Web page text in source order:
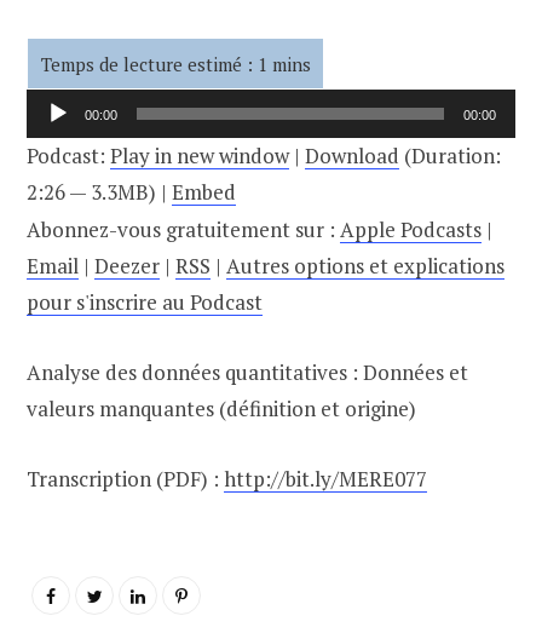
Lecteur
audio
00:00 00:00
Podcast: Play in new window| Download (Duration:
2:26 — 3.3MB) | Embed
Abonnez-vous gratuitement sur : Apple Podcasts |
Email | Deezer | RSS | Autres options et explications
pour s'inscrire au Podcast
Analyse des données quantitatives : Données et
valeurs manquantes (définition et origine)
Transcription (PDF) : http://bit.ly/MERE077